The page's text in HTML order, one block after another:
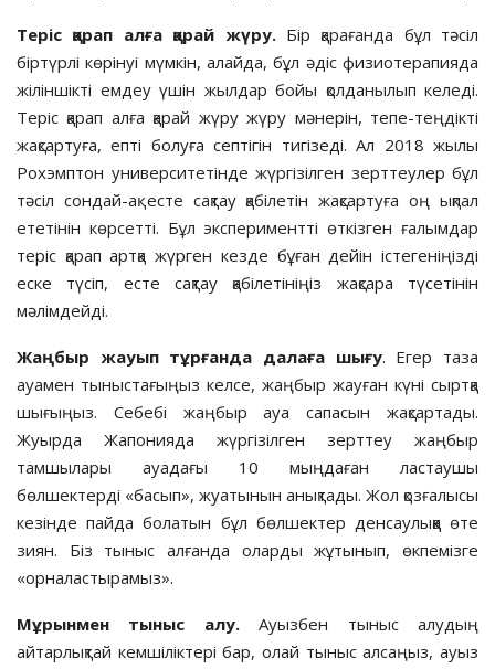
Теріс қарап алға қарай жүру.Бір қарағанда бұл тәсіл
біртүрлі көрінуі мүмкін, алайда, бұл әдіс физиотерапияда
жіліншікті емдеу үшін жылдар бойы қолданылып келеді.
Теріс қарап алға қарай жүру жүру мәнерін, тепе-теңдікті
жақсартуға, епті болуға септігін тигізеді. Ал 2018 жылы
Рохэмптон университетінде жүргізілген зерттеулер бұл
тәсіл сондай-ақ есте сақтау қабілетін жақсартуға оң ықпал
ететінін көрсетті. Бұл экспериментті өткізген ғалымдар
теріс қарап артқа жүрген кезде бұған дейін істегеніңізді
еске түсіп, есте сақтау қабілетініңіз жақсара түсетінін
мәлімдейді.
Жаңбыр жауып тұрғанда далаға шығу. Егер таза
ауамен тыныстағыңыз келсе, жаңбыр жауған күні сыртқа
шығыңыз. Себебі жаңбыр ауа сапасын жақсартады.
Жуырда Жапонияда жүргізілген зерттеу жаңбыр
тамшылары ауадағы 10 мыңдаған ластаушы
бөлшектерді «басып», жуатынын анықтады. Жол қозғалысы
кезінде пайда болатын бұл бөлшектер денсаулыққа өте
зиян. Біз тыныс алғанда оларды жұтынып, өкпемізге
«орналастырамыз».
Мұрынмен тыныс алу.Ауызбен тыныс алудың
айтарлықтай кемшіліктері бар, олай тыныс алсаңыз, ауыз